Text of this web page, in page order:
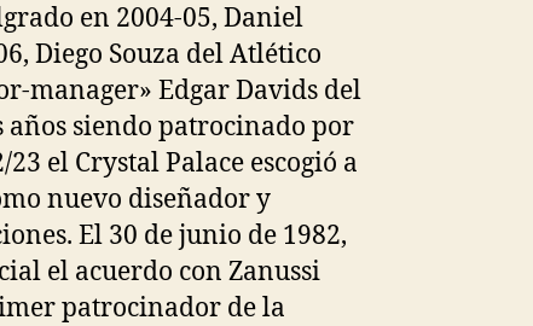
en 2004-05, Daniel
Diego Souza del Atlético
manager» Edgar Davids del
años siendo patrocinado por
el Crystal Palace escogió a
nuevo diseñador y
El 30 de junio de 1982,
el acuerdo con Zanussi
patrocinador de la